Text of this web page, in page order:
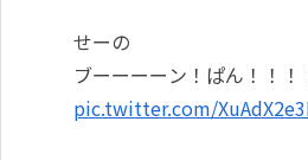
せーの
ブーーーーン！ぱん！！！
pic.twitter.com/